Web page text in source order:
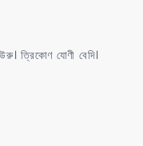
ত্রিকোণ যোণী বেদি।